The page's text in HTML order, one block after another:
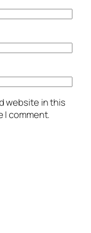
website in this
I comment.